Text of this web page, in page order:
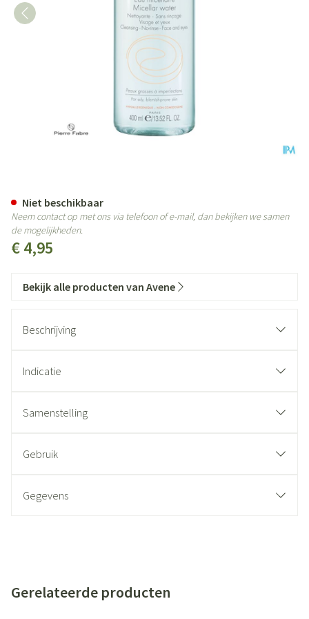
€ 4,95
Niet beschikbaar
Neem contact op met ons via telefoon of e-mail, dan bekijken we samen
de mogelijkheden.
Bekijk alle producten van Avene
Beschrijving
Indicatie
Samenstelling
Gebruik
Gegevens
Gerelateerde producten